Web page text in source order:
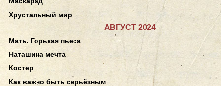
Хрустальный мир
АВГУСТ 2024
Мать. Горькая пьеса
Наташина мечта
Костер
Как важно быть серьёзным